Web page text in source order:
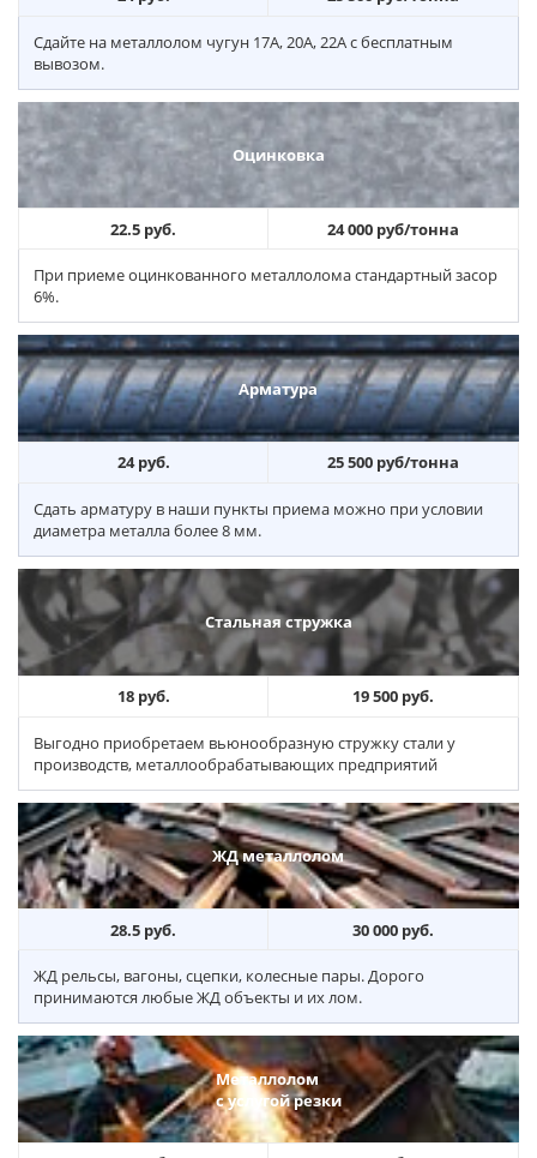
Сдайте на металлолом чугун 17А, 20А, 22А с бесплатным
вывозом.
Оцинковка
22.5 руб. 24 000 руб/тонна
При приеме оцинкованного металлолома стандартный засор
6%.
Арматура
24 руб. 25 500 руб/тонна
Сдать арматуру в наши пункты приема можно при условии
диаметра металла более 8 мм.
Стальная стружка
18 руб. 19 500 руб.
Выгодно приобретаем вьюнообразную стружку стали у
производств, металлообрабатывающих предприятий
ЖД металлолом
28.5 руб. 30 000 руб.
ЖД рельсы, вагоны, сцепки, колесные пары. Дорого
принимаются любые ЖД объекты и их лом.
Металлолом
с услугой резки